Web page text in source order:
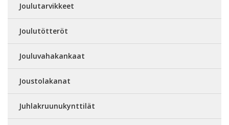
Joulutarvikkeet
Joulutötteröt
Jouluvahakankaat
Joustolakanat
Juhlakruunukynttilät